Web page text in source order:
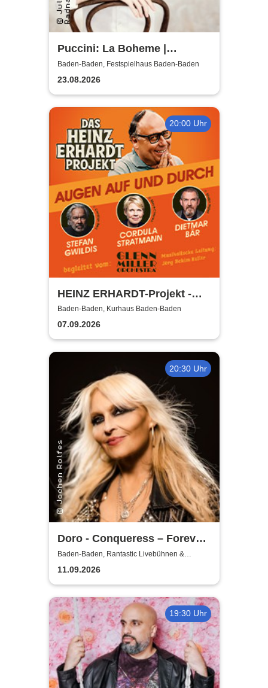
Puccini: La Boheme |
Festspielhaus Baden-Baden
Baden-Baden, Festspielhaus Baden-Baden
23.08.2026
20:00 Uhr
HEINZ ERHARDT-Projekt -
Augen auf und durch –
begleitet vom Glenn Miller
Orchestra
Baden-Baden, Kurhaus Baden-Baden
07.09.2026
20:30 Uhr
Doro - Conqueress – Forever
Strong And Proud
Baden-Baden, Rantastic Livebühnen &
Eventlocations
11.09.2026
19:30 Uhr